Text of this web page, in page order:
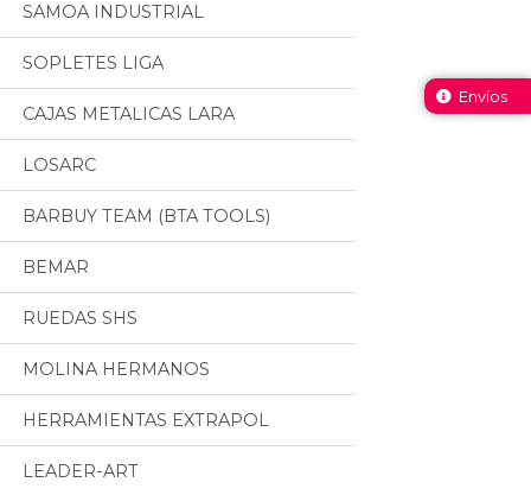
SAMOA INDUSTRIAL
SOPLETES LIGA
CAJAS METALICAS LARA
LOSARC
BARBUY TEAM (BTA TOOLS)
BEMAR
RUEDAS SHS
MOLINA HERMANOS
HERRAMIENTAS EXTRAPOL
LEADER-ART
Envíos